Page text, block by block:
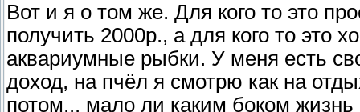
Вот и я о том же. Для кого то это
получить 2000р., а для кого то это
аквариумные рыбки. У меня есть
доход, на пчёл я смотрю как на
потом... мало ли каким боком жизнь